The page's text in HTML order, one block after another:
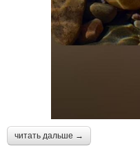
читать дальше →